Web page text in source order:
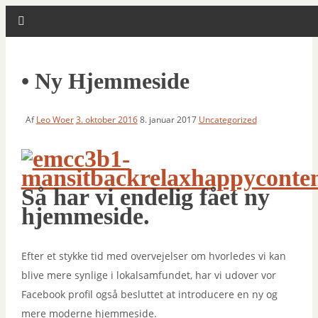
• Ny Hjemmeside
AfLeo Woer 3. oktober 2016 8. januar 2017 Uncategorized
Så har vi endelig fået ny
hjemmeside.
Efter et stykke tid med overvejelser om hvorledes vi kan
blive mere synlige i lokalsamfundet, har vi udover vor
Facebook profil også besluttet at introducere en ny og
mere moderne hjemmeside.